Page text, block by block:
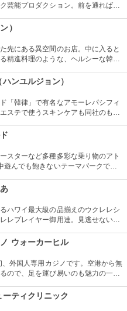
芸能プロダクション。前を通れば、
）
先にある異空間のお店。中に入ると
精進料理のような、ヘルシーな韓定
芸能を披露します。お食事と一緒に
ンユルジョン）
「韓律」で有名なアモーレパシフィ
ステで使うスキンケアも同社のもの
スターなど多種多彩な乗り物のアト
遊んでも飽きないテーマパークで
プもあり、デートで訪れるのも楽し
ハワイ最大級の品揃えのウクレレシ
レプレイヤー御用達。見逃せないの
て、かなり太っ腹じゃないですか。
ウォーカーヒル
外国人専用カジノです。空港から無
ので、足を運び易いのも魅力の一
ティクリニック